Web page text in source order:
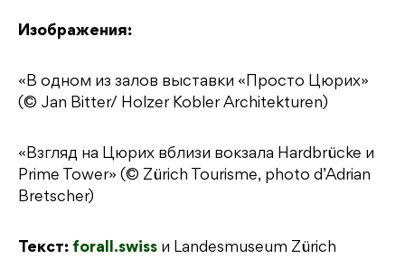
Изображения:
«В одном из залов выставки «Просто Цюрих»
(© Jan Bitter/ Holzer Kobler Architekturen)
«Взгляд на Цюрих вблизи вокзала Hardbrücke и
Prime Tower» (© Zürich Tourisme, photo d’Adrian
Bretscher)
Текст: forall.swiss и Landesmuseum Zürich